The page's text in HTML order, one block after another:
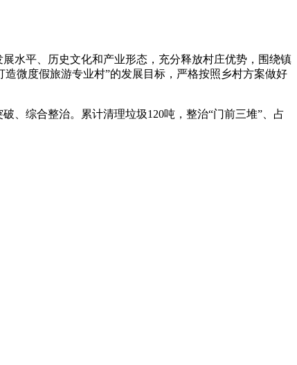
水平、历史文化和产业形态，充分释放村庄优势，围绕镇
微度假旅游专业村”的发展目标，严格按照乡村方案做好
综合整治。累计清理垃圾120吨，整治“门前三堆”、占